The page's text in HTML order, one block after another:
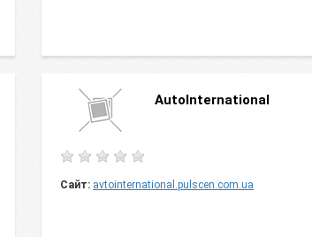
AutoInternational
Сайт: avtointernational.pulscen.com.ua